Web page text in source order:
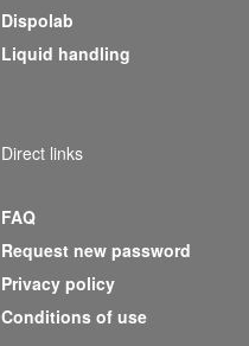
Dispolab
Liquid handling
Direct links
FAQ
Request new password
Privacy policy
Conditions of use